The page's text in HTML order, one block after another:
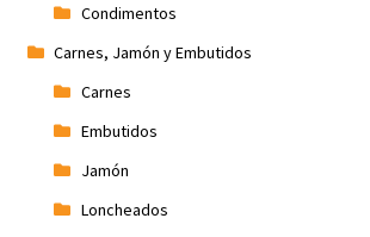
Condimentos
Carnes, Jamón y Embutidos
Carnes
Embutidos
Jamón
Loncheados